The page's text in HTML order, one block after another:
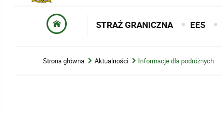
STRAŻ GRANICZNA EES
Strona główna Aktualności Informacje dla podróżnych